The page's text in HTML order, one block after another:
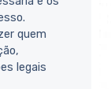
quem
legais